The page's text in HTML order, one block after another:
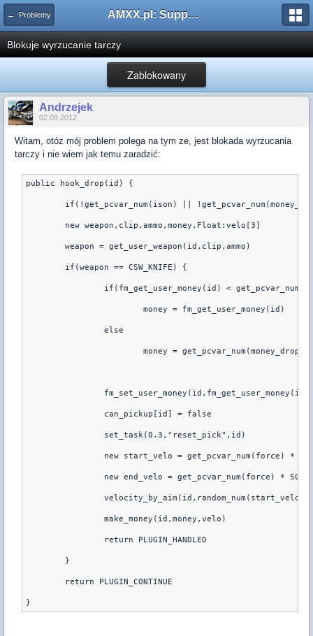
← Problemy AMXX.pl: Support AMX Mod X i SourceMod
Blokuje wyrzucanie tarczy
Zablokowany
Andrzejek
02.09.2012
Witam, otóz mój problem polega na tym ze, jest blokada wyrzucania
tarczy i nie wiem jak temu zaradzić:
public hook_drop(id) {
	new weapon,clip,ammo,money,Float:velo[3]
	weapon = get_user_weapon(id,clip,ammo)
	if(weapon == CSW_KNIFE) {
if(fm_get_user_money(id) <
			money = fm_get_user_money(id)
		else
money =
		can_pickup[id] = false
		set_task(0.3,"reset_pick",id)
		new start_velo = get_pcvar_num(force) * 15
		new end_velo = get_pcvar_num(force) * 50
		make_money(id,money,velo)
		return PLUGIN_HANDLED
	}
	return PLUGIN_CONTINUE